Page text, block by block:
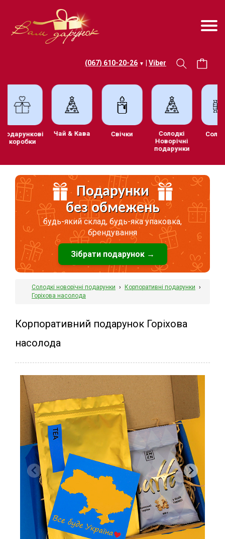
(067) 610-20-26 ▼ Viber
Подарункові
коробки
Чай & Кава Свічки
Солодкі
Новорічні
подарунки
Подарунки
без обмежень
будь-який склад, будь-яка упаковка,
брендування
Зібрати подарунок →
Солодкі новорічні подарунки › Корпоративні подарунки ›
Горіхова насолода
Корпоративний подарунок Горіхова
насолода